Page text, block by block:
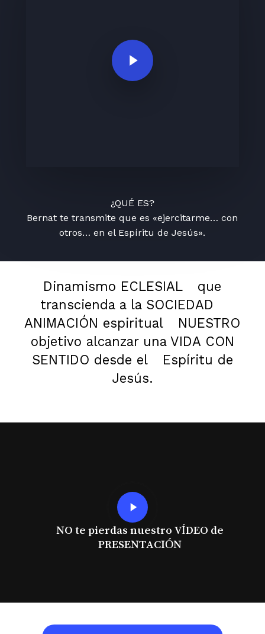
Play Video
¿QUÉ ES?
Bernat te transmite que es «ejercitarme… con
otros… en el Espíritu de Jesús».
Dinamismo ECLESIAL
que
transcienda a la SOCIEDAD
ANIMACIÓN espiritual
NUESTRO
objetivo alcanzar una VIDA CON
SENTIDO desde el
Espíritu de
Jesús.
Play
Video
NO te pierdas nuestro VÍDEO de
PRESENTACIÓN